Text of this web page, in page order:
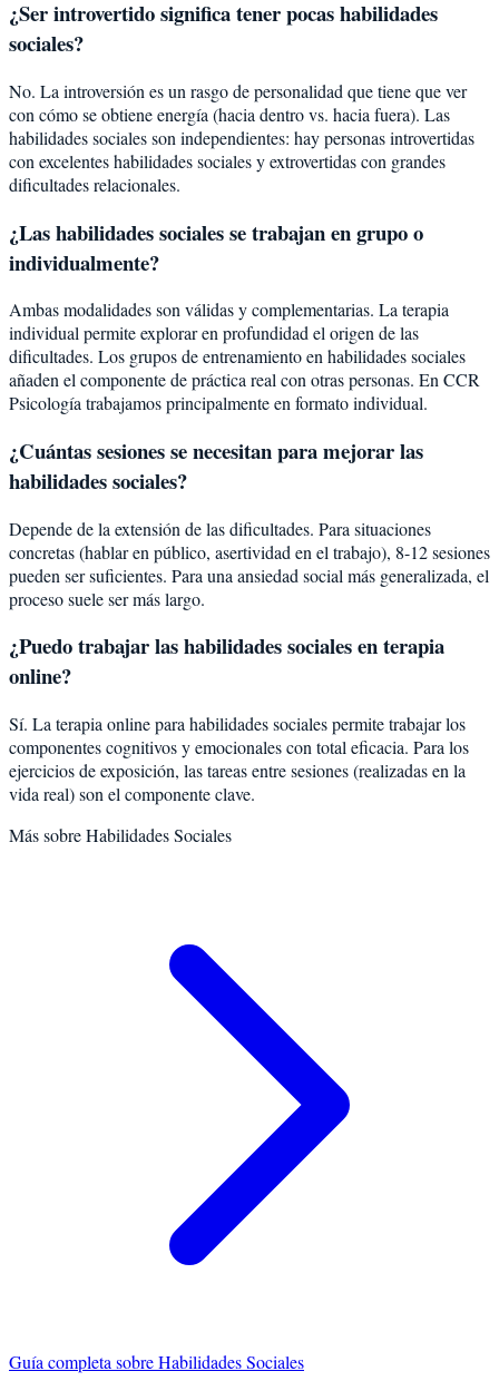
¿Ser introvertido significa tener pocas habilidades
sociales?
No. La introversión es un rasgo de personalidad que tiene que ver
con cómo se obtiene energía (hacia dentro vs. hacia fuera). Las
habilidades sociales son independientes: hay personas introvertidas
con excelentes habilidades sociales y extrovertidas con grandes
dificultades relacionales.
¿Las habilidades sociales se trabajan en grupo o
individualmente?
Ambas modalidades son válidas y complementarias. La terapia
individual permite explorar en profundidad el origen de las
dificultades. Los grupos de entrenamiento en habilidades sociales
añaden el componente de práctica real con otras personas. En CCR
Psicología trabajamos principalmente en formato individual.
¿Cuántas sesiones se necesitan para mejorar las
habilidades sociales?
Depende de la extensión de las dificultades. Para situaciones
concretas (hablar en público, asertividad en el trabajo), 8-12 sesiones
pueden ser suficientes. Para una ansiedad social más generalizada, el
proceso suele ser más largo.
¿Puedo trabajar las habilidades sociales en terapia
online?
Sí. La terapia online para habilidades sociales permite trabajar los
componentes cognitivos y emocionales con total eficacia. Para los
ejercicios de exposición, las tareas entre sesiones (realizadas en la
vida real) son el componente clave.
Más sobreHabilidades Sociales
Guía completa sobreHabilidades Sociales